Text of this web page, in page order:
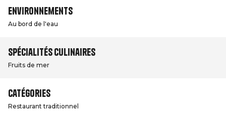
Environnements
Au bord de l'eau
Spécialités culinaires
Fruits de mer
Catégories
Restaurant traditionnel